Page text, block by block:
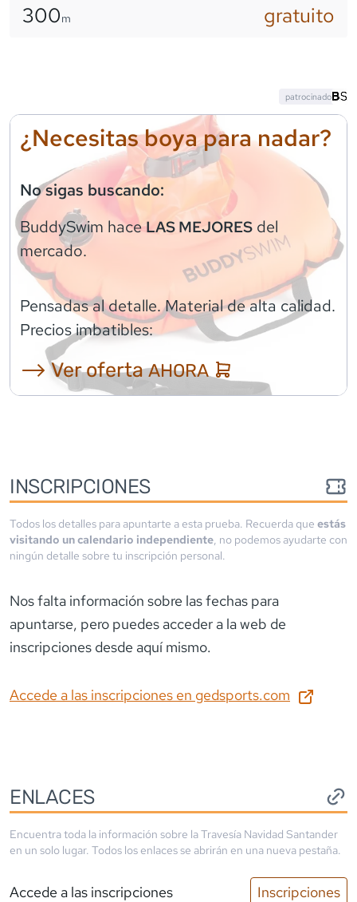
300m gratuito
¿Necesitas boya para nadar?
No sigas buscando:
BuddySwim haceLAS MEJORES del
mercado.
Pensadas al detalle. Material de alta calidad.
Precios imbatibles:
⟶ Ver ofertaAHORA
patrocinado
INSCRIPCIONES
Todos los detalles para apuntarte a esta prueba. Recuerda que estás
visitando un calendario independiente, no podemos ayudarte con
ningún detalle sobre tu inscripción personal.
Nos falta información sobre las fechas para
apuntarse, pero puedes acceder a la web de
inscripciones desde aquí mismo.
Accede a las inscripciones en gedsports.com
ENLACES
Encuentra toda la información sobre laTravesía Navidad Santander
en un solo lugar. Todos los enlaces se abrirán en una nueva pestaña.
Accede a las inscripciones Inscripciones